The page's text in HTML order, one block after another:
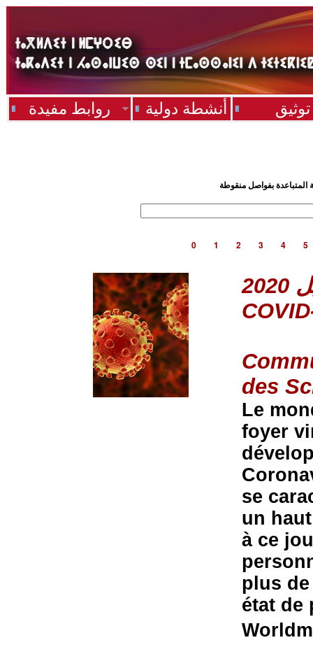
روابط مفيدة أنشطة دولية توثيق
المتباعدة بفواصل منقوطة
0 1 2 3 4 5
des
Le
foyer
se
un
à ce
plus de
état de